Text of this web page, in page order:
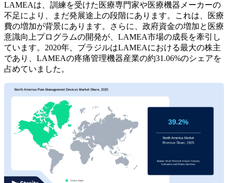
LAMEAは、訓練を受けた医療専門家や医療機器メーカーの
不足により、まだ発展途上の段階にあります。これは、医療
費の増加が背景にあります。さらに、政府資金の増加と医療
意識向上プログラムの開発が、LAMEA市場の成長を牽引し
ています。2020年、ブラジルはLAMEAにおける最大の株主
であり、LAMEAの疼痛管理機器産業の約31.06%のシェアを
占めていました。